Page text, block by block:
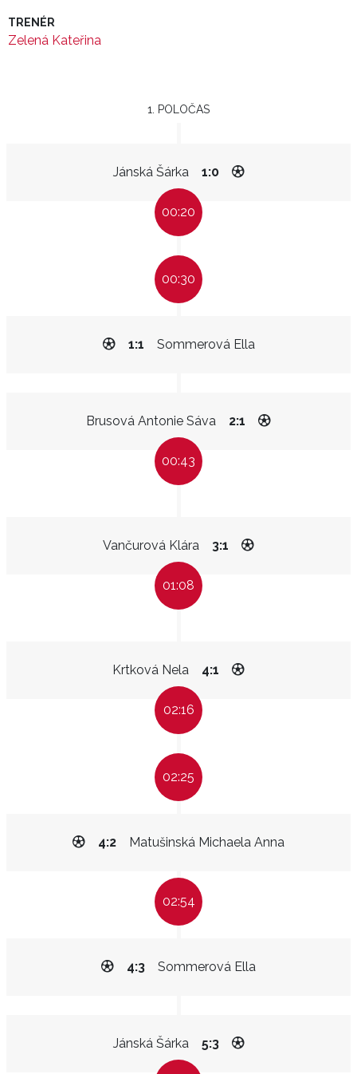
TRENÉR
Zelená Kateřina
1. POLOČAS
Jánská Šárka 1:0
00:20
00:30
Sommerová Ella
1:1
Brusová Antonie Sáva 2:1
00:43
Vančurová Klára 3:1
01:08
Krtková Nela 4:1
02:16
02:25
Matušinská Michaela Anna
4:2
02:54
Sommerová Ella
4:3
Jánská Šárka 5:3